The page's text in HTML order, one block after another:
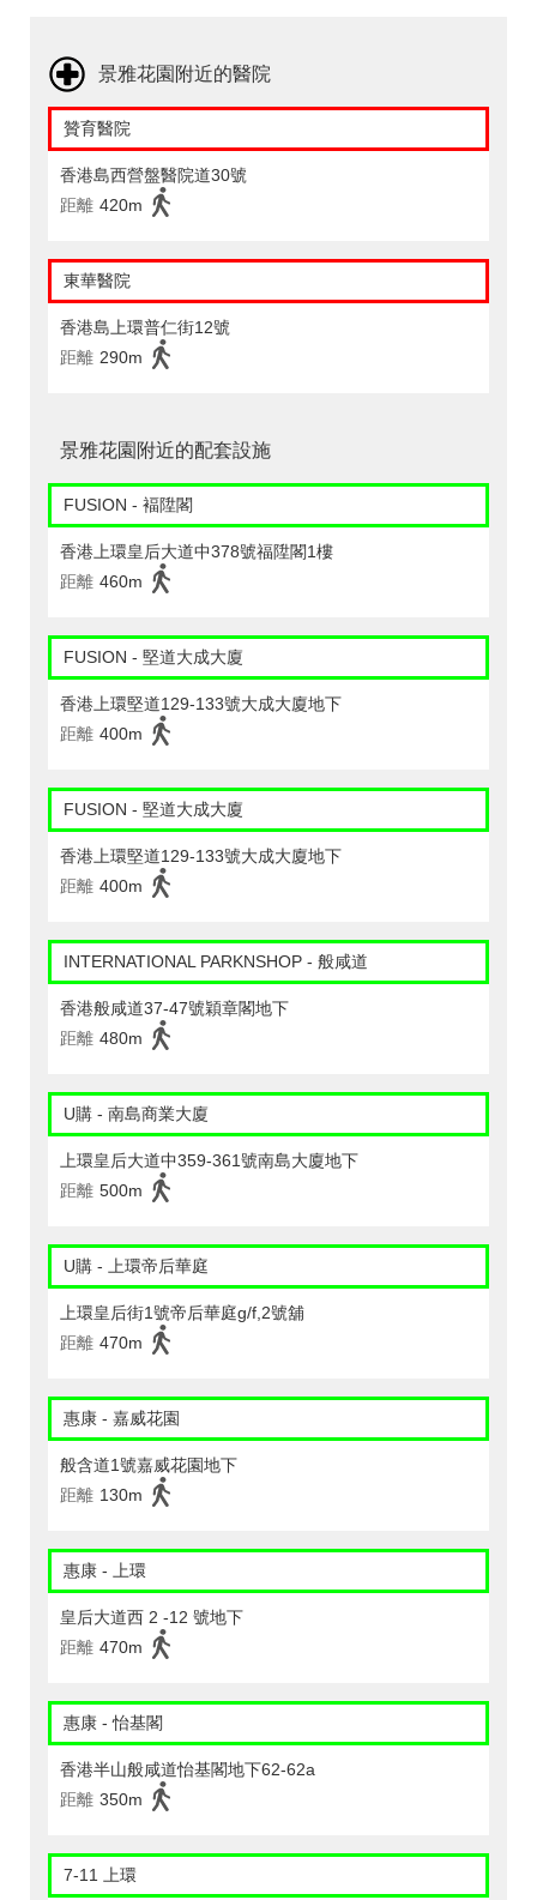
景雅花園附近的醫院
贊育醫院
香港島西營盤醫院道30號
距離 420m
東華醫院
香港島上環普仁街12號
距離 290m
景雅花園附近的配套設施
FUSION - 褔陞閣
香港上環皇后大道中378號福陞閣1樓
距離 460m
FUSION - 堅道大成大廈
香港上環堅道129-133號大成大廈地下
距離 400m
FUSION - 堅道大成大廈
香港上環堅道129-133號大成大廈地下
距離 400m
INTERNATIONAL PARKNSHOP - 般咸道
香港般咸道37-47號穎章閣地下
距離 480m
U購 - 南島商業大廈
上環皇后大道中359-361號南島大廈地下
距離 500m
U購 - 上環帝后華庭
上環皇后街1號帝后華庭g/f,2號舖
距離 470m
惠康 - 嘉威花園
般含道1號嘉威花園地下
距離 130m
惠康 - 上環
皇后大道西 2 -12 號地下
距離 470m
惠康 - 怡基閣
香港半山般咸道怡基閣地下62-62a
距離 350m
7-11 上環